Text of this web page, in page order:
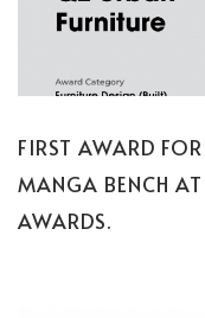
FIRST AWARD
MANGA BENCH AT
AWARDS.